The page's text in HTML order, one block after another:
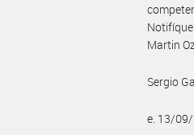
Martin
Sergio
e. 13/